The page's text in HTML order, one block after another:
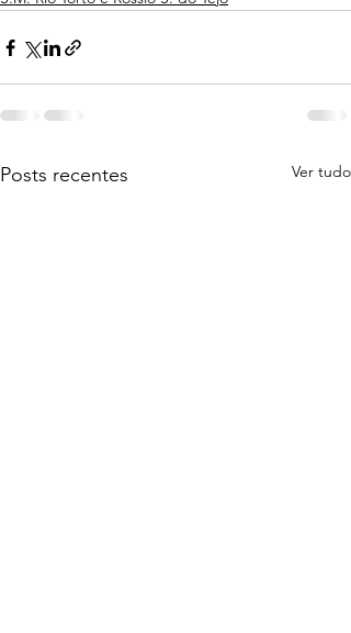
Posts recentes Ver tudo